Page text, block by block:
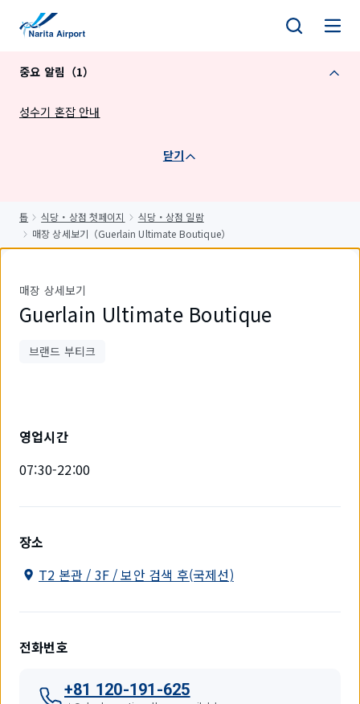
중요 알림（1）
성수기 혼잡 안내
닫기
톱 식당・상점 첫페이지
식당・상점 일람
매장 상세보기（Guerlain Ultimate Boutique）
매장 상세보기
Guerlain Ultimate Boutique
브랜드 부티크
영업시간
07:30-22:00
장소
T2 본관 / 3F / 보안 검색 후(국제선)
전화번호
+81 120-191-625